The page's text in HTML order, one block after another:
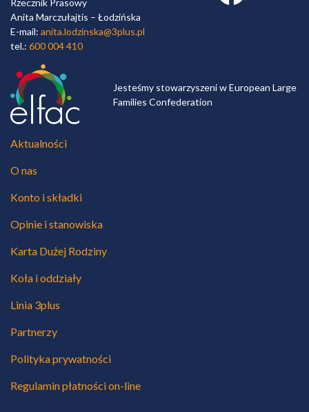
Rzecznik Prasowy
Anita Marczułajtis – Łodzińska
E-mail: anita.lodzinska@3plus.pl
tel.: 600 004 410
Jesteśmy stowarzyszeni w European Large
Families Confederation
Aktualności
O nas
Konto i składki
Opinie i stanowiska
Karta Dużej Rodziny
Koła i oddziały
Linia 3plus
Partnerzy
Polityka prywatności
Regulamin płatności on-line